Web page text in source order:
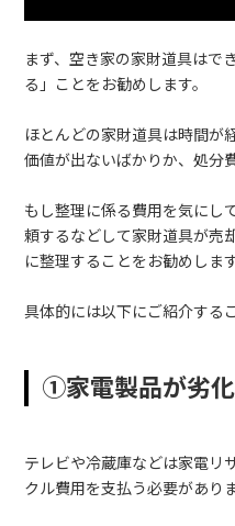
まず、空き家の家財道具はで
る」ことをお勧めします。
ほとんどの家財道具は時間が
価値が出ないばかりか、処分
もし整理に係る費用を気にし
頼するなどして家財道具が売
に整理することをお勧めします
具体的には以下にご紹介する
①家電製品が劣
テレビや冷蔵庫などは家電リ
クル費用を支払う必要がありま